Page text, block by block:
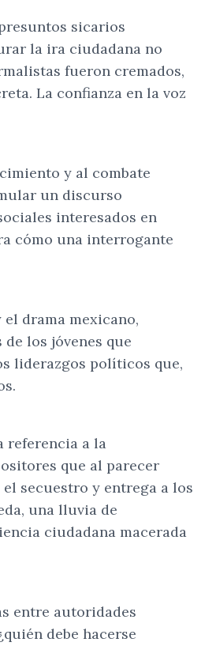
sicarios
la ira ciudadana no
fueron cremados,
La confianza en la voz
y al combate
un discurso
interesados en
cómo una interrogante
drama mexicano,
los jóvenes que
liderazgos políticos que,
referencia a la
que al parecer
secuestro y entrega a los
una lluvia de
ciudadana macerada
entre autoridades
debe hacerse